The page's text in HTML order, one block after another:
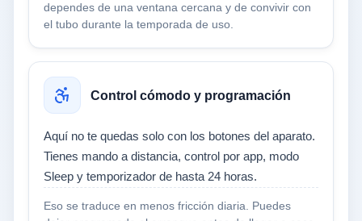
dependes de una ventana cercana y de convivir con
el tubo durante la temporada de uso.
Control cómodo y programación
Aquí no te quedas solo con los botones del aparato.
Tienes mando a distancia, control por app, modo
Sleep y temporizador de hasta 24 horas.
Eso se traduce en menos fricción diaria. Puedes